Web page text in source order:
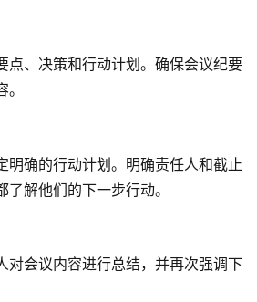
点、决策和行动计划。确保会议纪要
明确的行动计划。明确责任人和截止
解他们的下一步行动。
对会议内容进行总结，并再次强调下